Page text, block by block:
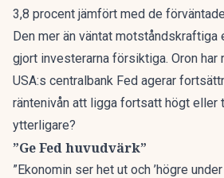
3,8 procent jämfört med de
Den mer än väntat motståndskraftiga
gjort investerarna försiktiga. Oron har
USA:s centralbank Fed agerar
räntenivån att ligga fortsatt högt eller
ytterligare?
”Ge Fed huvudvärk”
”Ekonomin ser het ut och ’högre